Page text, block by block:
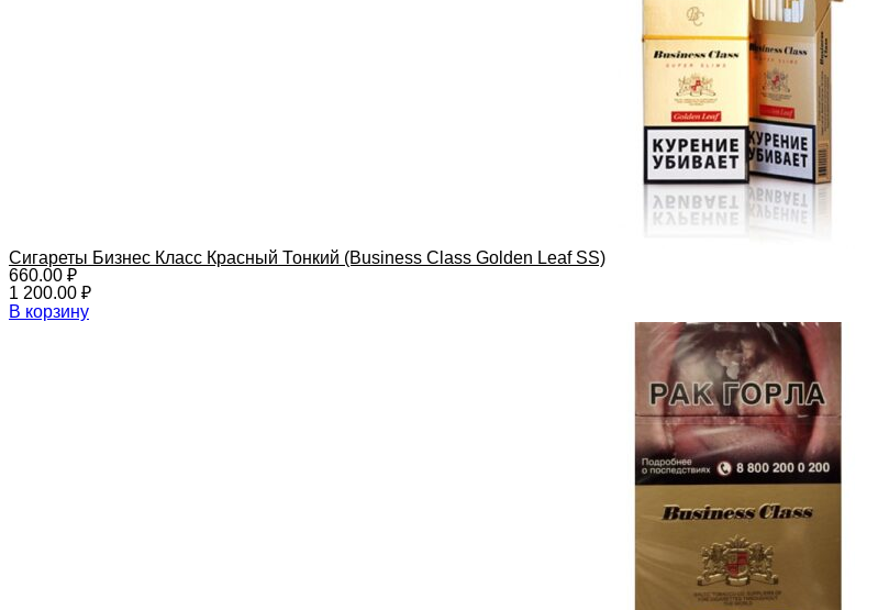
Сигареты Бизнес Класс Красный Тонкий (Business Class Golden Leaf SS)
660.00 ₽
1 200.00 ₽
В корзину